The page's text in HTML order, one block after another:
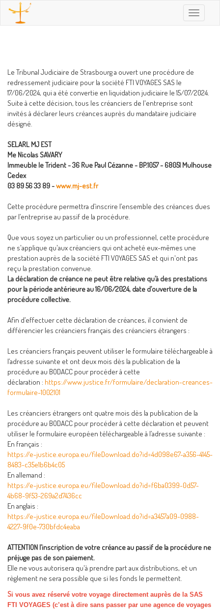
Toggle
Le Tribunal Judiciaire de Strasbourg a ouvert une procédure de
redressement judiciaire pour la société FTI VOYAGES SAS le
17/06/2024, qui a été convertie en liquidation judiciaire le 15/07/2024.
Suite à cette décision, tous les créanciers de l'entreprise sont
invités à déclarer leurs créances auprès du mandataire judiciaire
désigné.
SELARL MJ EST
Me Nicolas SAVARY
Immeuble le Trident - 36 Rue Paul Cézanne - BP.1057 - 68051 Mulhouse
Cedex
03 89 56 33 89 -www.mj-est.fr
Cette procédure permettra d’inscrire l’ensemble des créances dues
par l’entreprise au passif de la procédure.
Que vous soyez un particulier ou un professionnel, cette procédure
ne s'applique qu'aux créanciers qui ont acheté eux-mêmes une
prestation auprès de la société FTI VOYAGES SAS et qui n'ont pas
reçu la prestation convenue.
La déclaration de créance ne peut être relative qu’à des prestations
pour la période antérieure au 16/06/2024, date d’ouverture de la
procédure collective.
Afin d’effectuer cette déclaration de créances, il convient de
différencier les créanciers français des créanciers étrangers :
Les créanciers français peuvent utiliser le formulaire téléchargeable à
l’adresse suivante et ont deux mois dès la publication de la
procédure au BODACC pour procéder à cette
déclaration : https://www.justice.fr/formulaire/declaration-creances-
formulaire-1002101
Les créanciers étrangers ont quatre mois dès la publication de la
procédure au BODACC pour procéder à cette déclaration et peuvent
utiliser le formulaire européen téléchargeable à l’adresse suivante :
En français :
https://e-justice.europa.eu/fileDownload.do?id=4d098e67-a356-4145-
8483-c35e1b6b4c05
En allemand :
https://e-justice.europa.eu/fileDownload.do?id=f6ba0399-0d57-
4b68-9f53-269a2d7436cc
En anglais :
https://e-justice.europa.eu/fileDownload.do?id=a3457a09-0988-
4227-9f0e-730bfdc4eaba
ATTENTION l’inscription de votre créance au passif de la procédure ne
préjuge pas de son paiement.
Elle ne vous autorisera qu'à prendre part aux distributions, et un
règlement ne sera possible que si les fonds le permettent.
Si vous avez réservé votre voyage directement auprès de la SAS
FTI VOYAGES (c’est à dire sans passer par une agence de voyages